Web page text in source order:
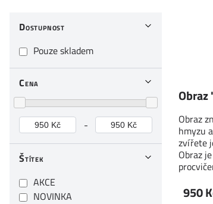
Dostupnost
Pouze skladem
Cena
-
Štítek
AKCE
NOVINKA
Obraz
Obraz
hmyzu
zvířete
Obraz
950